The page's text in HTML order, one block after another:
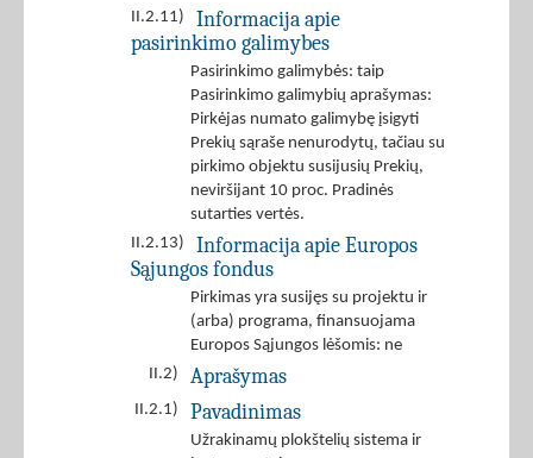
II.2.11)
Informacija apie
pasirinkimo galimybes
Pasirinkimo galimybės: taip
Pasirinkimo galimybių aprašymas:
Pirkėjas numato galimybę įsigyti
Prekių sąraše nenurodytų, tačiau su
pirkimo objektu susijusių Prekių,
neviršijant 10 proc. Pradinės
sutarties vertės.
II.2.13)
Informacija apie Europos
Sąjungos fondus
Pirkimas yra susijęs su projektu ir
(arba) programa, finansuojama
Europos Sąjungos lėšomis: ne
II.2)
Aprašymas
II.2.1) Pavadinimas
Užrakinamų plokštelių sistema ir